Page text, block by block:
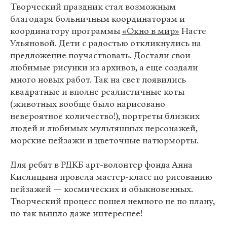
Творческий праздник стал возможным
благодаря больничным координаторам и
координатору программы «Окно в мир» Насте
Ульяновой. Дети с радостью откликнулись на
предложение поучаствовать. Достали свои
любимые рисунки из архивов, а еще создали
много новых работ. Так на свет появились
квадратные и вполне реалистичные коты
(животных вообще было нарисовано
невероятное количество!), портреты близких
людей и любимых мультяшных персонажей,
морские пейзажи и цветочные натюрморты.
Для ребят в РДКБ арт-волонтер фонда Анна
Кислицына провела мастер-класс по рисованию
пейзажей — космических и обыкновенных.
Творческий процесс пошел немного не по плану,
но так вышло даже интереснее!